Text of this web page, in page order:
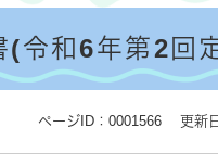
(令和6年第2回
ページID：0001566 更新